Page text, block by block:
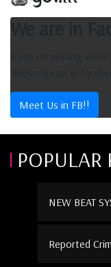
Meet Us in FB!!
POPULAR
NEW BEAT
Reported